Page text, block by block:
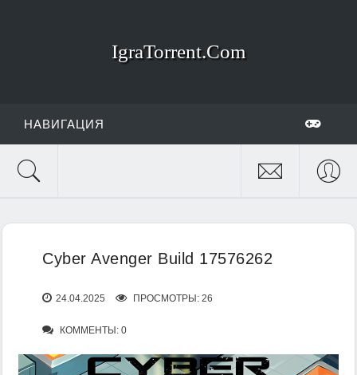
IgraTorrent.Com
НАВИГАЦИЯ
Cyber Avenger Build 17576262
24.04.2025 ПРОСМОТРЫ: 26
КОММЕНТЫ: 0